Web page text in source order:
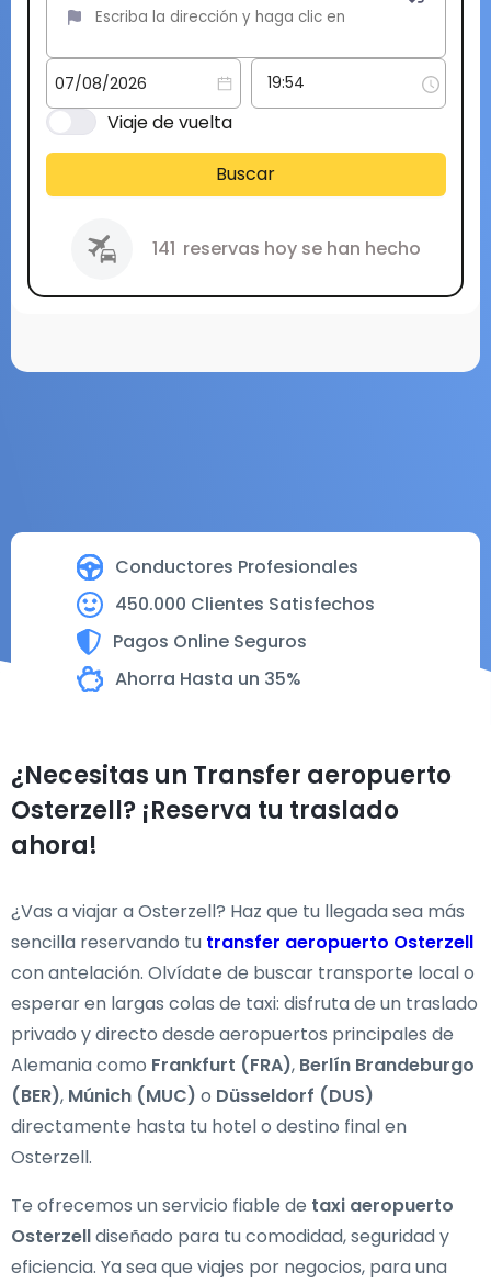
Conductores Profesionales
450.000 Clientes Satisfechos
Pagos Online Seguros
Ahorra Hasta un 35%
Viaje de vuelta
Buscar
141 reservas hoy se han hecho
¿Necesitas un Transfer aeropuerto
Osterzell? ¡Reserva tu traslado
ahora!
¿Vas a viajar a Osterzell? Haz que tu llegada sea más
sencilla reservando tu transfer aeropuerto Osterzell
con antelación. Olvídate de buscar transporte local o
esperar en largas colas de taxi: disfruta de un traslado
privado y directo desde aeropuertos principales de
Alemania como Frankfurt (FRA), Berlín Brandeburgo
(BER), Múnich (MUC) o Düsseldorf (DUS)
directamente hasta tu hotel o destino final en
Osterzell.
Te ofrecemos un servicio fiable de taxi aeropuerto
Osterzelldiseñado para tu comodidad, seguridad y
eficiencia. Ya sea que viajes por negocios, para una